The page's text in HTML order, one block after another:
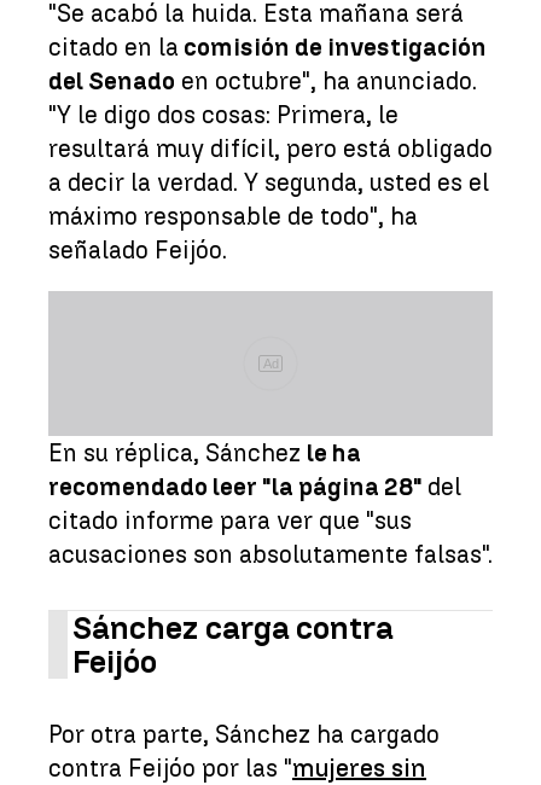
"Se acabó la huida. Esta mañana será
citado en la comisión de investigación
del Senado en octubre", ha anunciado.
"Y le digo dos cosas: Primera, le
resultará muy difícil, pero está obligado
a decir la verdad. Y segunda, usted es el
máximo responsable de todo", ha
señalado Feijóo.
Ad
En su réplica, Sánchez le ha
recomendado leer "la página 28" del
citado informe para ver que "sus
acusaciones son absolutamente falsas".
Sánchez carga contra
Feijóo
Por otra parte, Sánchez ha cargado
contra Feijóo por las "mujeres sin